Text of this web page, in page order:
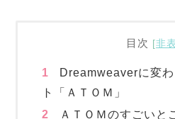
目次 [非
1
Dreamweaverに変
ト「ＡＴＯＭ」
2
ＡＴＯＭのすごいと